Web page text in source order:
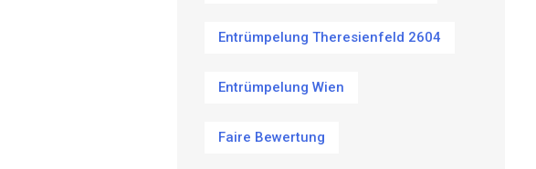
Entrümpelung Theresienfeld 2604
Entrümpelung Wien
Faire Bewertung